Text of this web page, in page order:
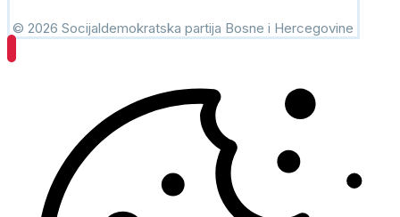
© 2026 Socijaldemokratska partija Bosne i Hercegovine